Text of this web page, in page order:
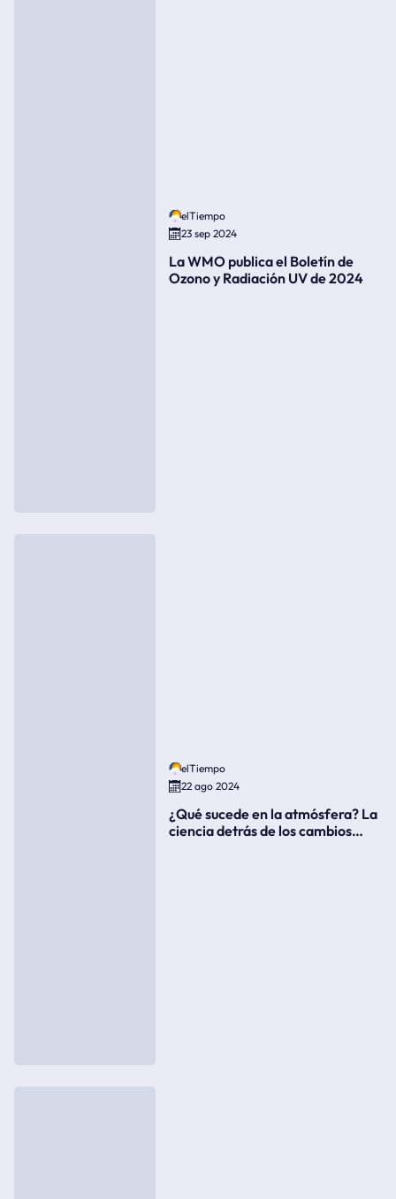
elTiempo
23 sep 2024
La WMO publica el Boletín de
Ozono y Radiación UV de 2024
elTiempo
22 ago 2024
¿Qué sucede en la atmósfera? La
ciencia detrás de los cambios